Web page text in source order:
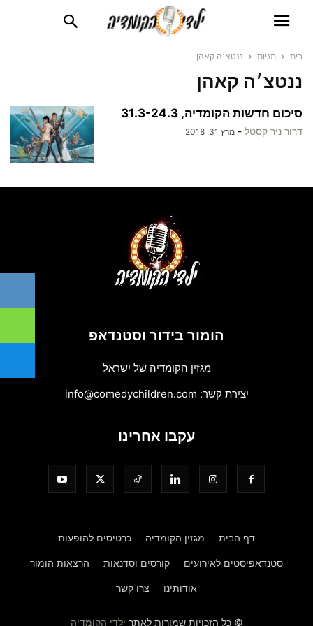
בית תגיות ננטצ׳ה קאהן
ננטצ׳ה קאהן
סיכום חדשות הקומדיה, 31.3-24.3
דרור ניר קסטל - מרץ 31, 2018
הומור בידור וסטנדאפ
מגזין הקומדיה של ישראל
יצירת קשר: info@comedychildren.com
עקבו אחרינו
דף הבית מגזין הקומדיה כרטיסים להופעות
סטנדאפיסטים לאירועים קורסים וסדנאות הרצאות הומור
אודותינו צרו קשר
© כל הזכויות שמורות לאתר ילדי הקומדיה